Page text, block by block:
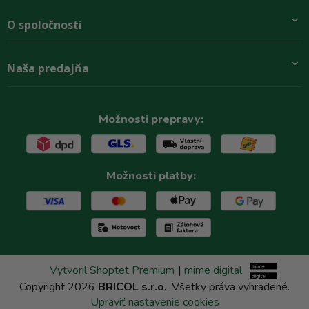
Preprava a platba
Rady zákazníkom
O spoločnosti
O firme
Naša predajňa
Možnosti prepravy:
Možnosti platby:
Vytvoril Shoptet Premium |mime digital
Copyright 2026 BRICOL s.r.o.. Všetky práva vyhradené.
Upraviť nastavenie cookies